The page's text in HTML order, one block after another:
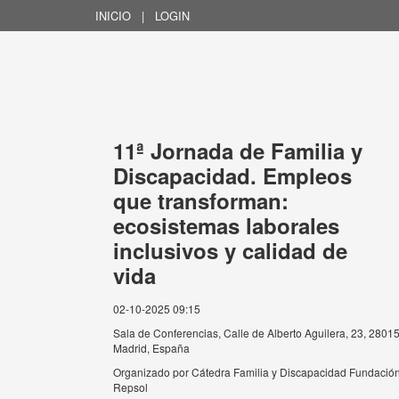
INICIO | LOGIN
11ª Jornada de Familia y
Discapacidad. Empleos
que transforman:
ecosistemas laborales
inclusivos y calidad de
vida
02-10-2025 09:15
Sala de Conferencias, Calle de Alberto Aguilera, 23, 28015
Madrid, España
Organizado porCátedra Familia y Discapacidad
Repsol